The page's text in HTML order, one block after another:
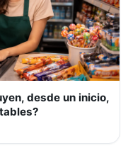
desde un inicio,